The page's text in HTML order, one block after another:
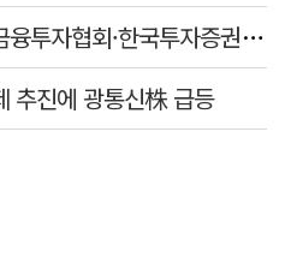
[여의도단신]예탁결제원·금융투자협회·한국투자증권·미래에셋증권
추진에 광통신株 급등